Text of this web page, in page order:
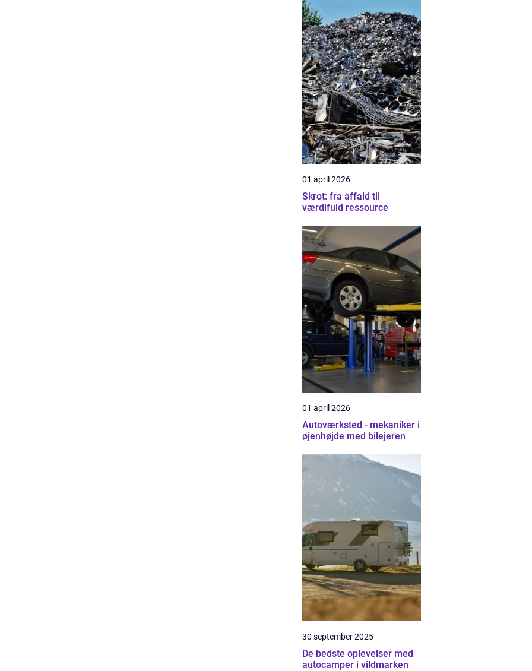
01 april 2026
Skrot: fra affald til
værdifuld ressource
01 april 2026
Autoværksted - mekaniker i
øjenhøjde med bilejeren
30 september 2025
De bedste oplevelser med
autocamper i vildmarken